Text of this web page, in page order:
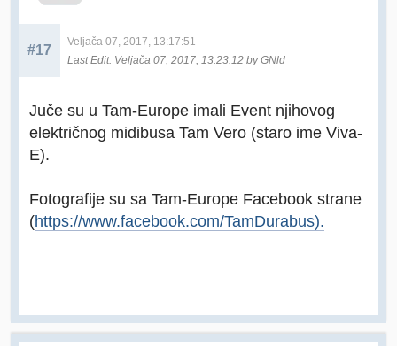
#17
Veljača 07, 2017, 13:17:51
Last Edit: Veljača 07, 2017, 13:23:12 by GNld
Juče su u Tam-Europe imali Event njihovog
električnog midibusa Tam Vero (staro ime Viva-
E).
Fotografije su sa Tam-Europe Facebook strane
(https://www.facebook.com/TamDurabus).